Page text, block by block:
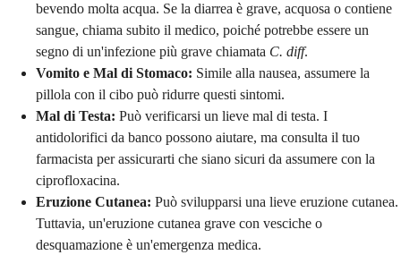
bevendo molta acqua. Se la diarrea è grave, acquosa o contiene
sangue, chiama subito il medico, poiché potrebbe essere un
segno di un'infezione più grave chiamata C. diff.
Vomito e Mal di Stomaco: Simile alla nausea, assumere la
pillola con il cibo può ridurre questi sintomi.
Mal di Testa: Può verificarsi un lieve mal di testa. I
antidolorifici da banco possono aiutare, ma consulta il tuo
farmacista per assicurarti che siano sicuri da assumere con la
ciprofloxacina.
Eruzione Cutanea: Può svilupparsi una lieve eruzione cutanea.
Tuttavia, un'eruzione cutanea grave con vesciche o
desquamazione è un'emergenza medica.